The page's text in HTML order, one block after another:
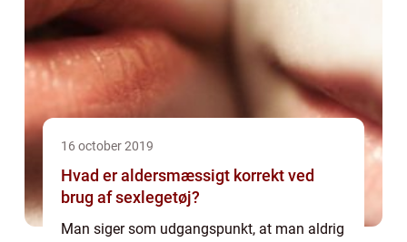
16 october 2019
Hvad er aldersmæssigt korrekt ved
brug af sexlegetøj?
Man siger som udgangspunkt, at man aldrig